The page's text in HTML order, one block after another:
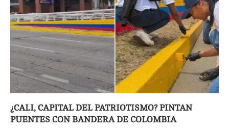
¿CALI, CAPITAL DEL PATRIOTISMO? PINTAN
PUENTES CON BANDERA DE COLOMBIA